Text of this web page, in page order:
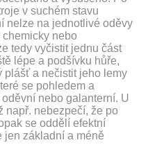
v suchém stavu
nelze na jednotlivé oděvy
nebo
tedy vyčistit jednu část
lépe a podšívku hůře,
plášť a nečistit jeho lemy
se pohledem a
nebo galanterní. U
např. nebezpečí, že po
se oddělí efektní
jen základní a méně